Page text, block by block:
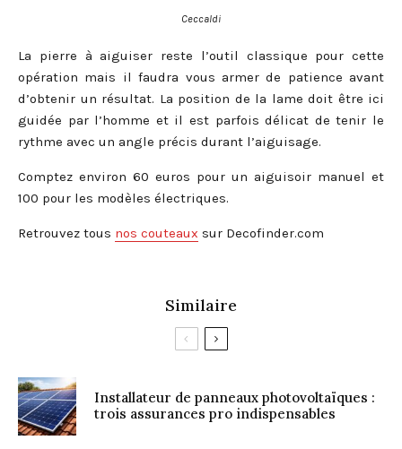
Ceccaldi
La pierre à aiguiser reste l’outil classique pour cette
opération mais il faudra vous armer de patience avant
d’obtenir un résultat. La position de la lame doit être ici
guidée par l’homme et il est parfois délicat de tenir le
rythme avec un angle précis durant l’aiguisage.
Comptez environ 60 euros pour un aiguisoir manuel et
100 pour les modèles électriques.
Retrouvez tous nos couteaux sur Decofinder.com
Similaire
Installateur de panneaux photovoltaïques :
trois assurances pro indispensables